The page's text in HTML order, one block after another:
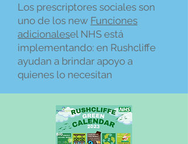
Los prescriptores sociales son
uno de los new Funciones
adicionalesel NHS está
implementando: en Rushcliffe
ayudan a brindar apoyo a
quienes lo necesitan